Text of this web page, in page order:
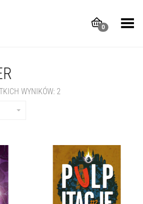
0
Toggle Menu
WYNIKÓW: 2